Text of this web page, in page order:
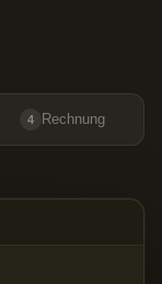
4 Rechnung